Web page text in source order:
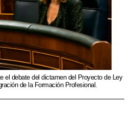
el debate del dictamen del Proyecto de Ley
de la Formación Profesional.